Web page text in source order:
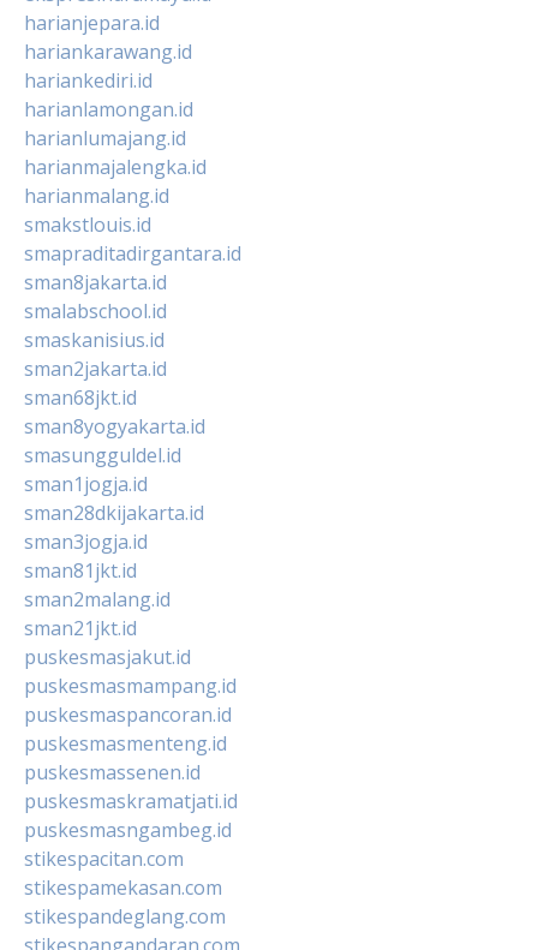
harianjepara.id
hariankarawang.id
hariankediri.id
harianlamongan.id
harianlumajang.id
harianmajalengka.id
harianmalang.id
smakstlouis.id
smapraditadirgantara.id
sman8jakarta.id
smalabschool.id
smaskanisius.id
sman2jakarta.id
sman68jkt.id
sman8yogyakarta.id
smasungguldel.id
sman1jogja.id
sman28dkijakarta.id
sman3jogja.id
sman81jkt.id
sman2malang.id
sman21jkt.id
puskesmasjakut.id
puskesmasmampang.id
puskesmaspancoran.id
puskesmasmenteng.id
puskesmassenen.id
puskesmaskramatjati.id
puskesmasngambeg.id
stikespacitan.com
stikespamekasan.com
stikespandeglang.com
stikespangandaran.com